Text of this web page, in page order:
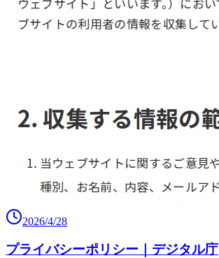
2026/4/28
プライバシーポリシー｜デジタル庁